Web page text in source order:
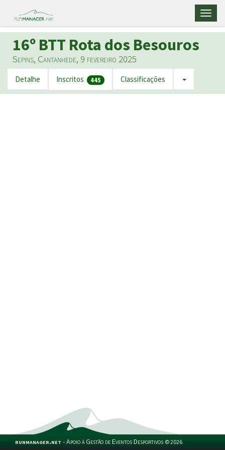
16º BTT Rota dos Besouros
Sepins, Cantanhede, 9 fevereiro 2025
Detalhe Inscritos 445 Classificações
runmanager.net -Apoio à Gestão de Eventos Desportivos ©2026